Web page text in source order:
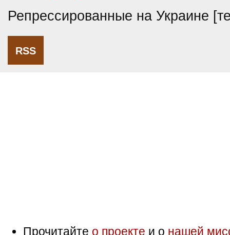
Репрессированные на Украине
RSS
Прочитайте о проекте и о нашей